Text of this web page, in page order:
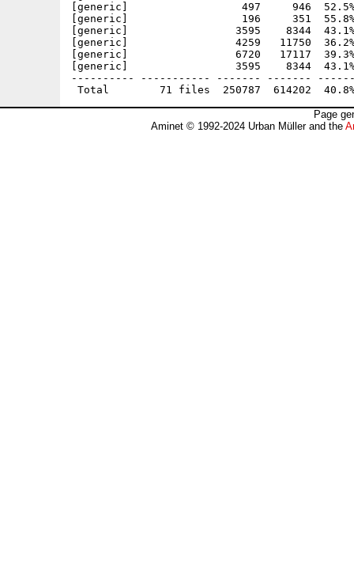
[generic]                  497     946  52.5% -
[generic]                  196     351  55.8% -
[generic]                 3595    8344  43.1% -
[generic]                 4259   11750  36.2% -
[generic]                 6720   17117  39.3%
[generic]                 3595    8344  43.1% -
---------- ----------- ------- -------
Page
Aminet © 1992-2024 Urban Müller and the